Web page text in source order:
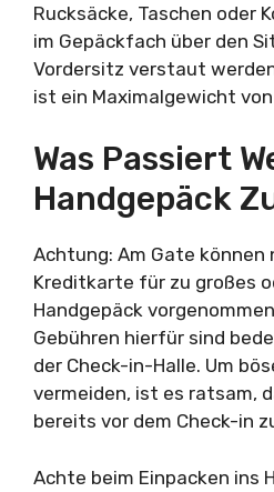
Rucksäcke, Taschen oder
im Gepäckfach über den
Vordersitz verstaut
ist ein Maximalgewicht
Was Passiert
Handgepäck
Achtung: Am Gate können
Kreditkarte für zu großes
Handgepäck
Gebühren hierfür sind
der Check-in-Halle. Um
vermeiden, ist es ratsam,
bereits vor dem Check-in
Achte beim Einpacken ins